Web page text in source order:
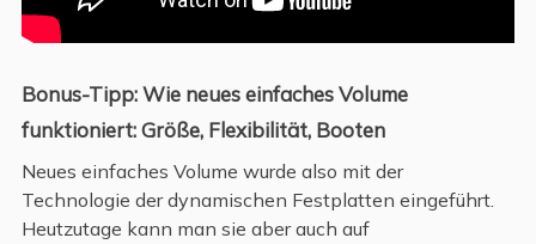
Bonus-Tipp: Wie neues einfaches Volume
funktioniert: Größe, Flexibilität, Booten
Neues einfaches Volume wurde also mit der
Technologie der dynamischen Festplatten eingeführt.
Heutzutage kann man sie aber auch auf